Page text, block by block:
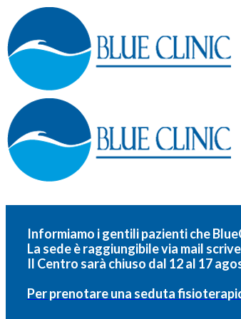
Informiamo i gentili pazienti che
La sede è raggiungibile via mail
Il Centro sarà chiuso dal 12 al 17
Per prenotare una seduta